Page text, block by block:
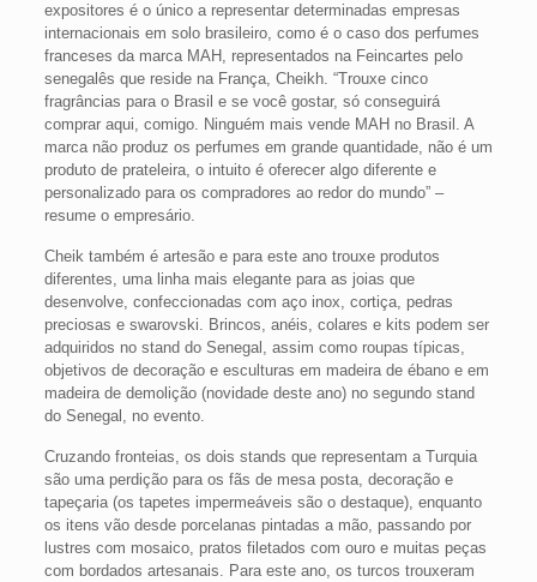
expositores é o único a representar determinadas empresas
internacionais em solo brasileiro, como é o caso dos perfumes
franceses da marca MAH, representados na Feincartes pelo
senegalês que reside na França, Cheikh. “Trouxe cinco
fragrâncias para o Brasil e se você gostar, só conseguirá
comprar aqui, comigo. Ninguém mais vende MAH no Brasil. A
marca não produz os perfumes em grande quantidade, não é um
produto de prateleira, o intuito é oferecer algo diferente e
personalizado para os compradores ao redor do mundo” –
resume o empresário.
Cheik também é artesão e para este ano trouxe produtos
diferentes, uma linha mais elegante para as joias que
desenvolve, confeccionadas com aço inox, cortiça, pedras
preciosas e swarovski. Brincos, anéis, colares e kits podem ser
adquiridos no stand do Senegal, assim como roupas típicas,
objetivos de decoração e esculturas em madeira de ébano e em
madeira de demolição (novidade deste ano) no segundo stand
do Senegal, no evento.
Cruzando fronteias, os dois stands que representam a Turquia
são uma perdição para os fãs de mesa posta, decoração e
tapeçaria (os tapetes impermeáveis são o destaque), enquanto
os itens vão desde porcelanas pintadas a mão, passando por
lustres com mosaico, pratos filetados com ouro e muitas peças
com bordados artesanais. Para este ano, os turcos trouxeram